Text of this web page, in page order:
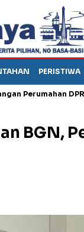
PERISTIWA
DPRD
BGN,